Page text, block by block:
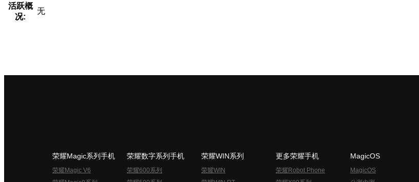
活跃概
况:
无
荣耀Magic系列手机
荣耀Magic V6
荣耀数字系列手机
荣耀600系列
荣耀WIN系列
荣耀WIN
更多荣耀手机
荣耀Robot Phone
MagicOS
MagicOS